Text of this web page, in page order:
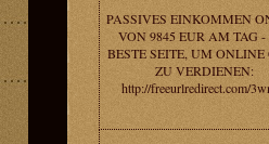
PASSIVES EINKOMMEN
VON 9845 EUR AM TAG
BESTE SEITE, UM ONLINE
ZU VERDIENEN:
http://freeurlredirect.com/